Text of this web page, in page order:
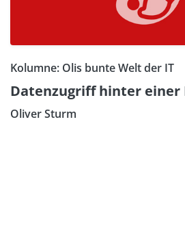
Kolumne: Olis bunte Welt der IT
Datenzugriff hinter einer
Oliver Sturm